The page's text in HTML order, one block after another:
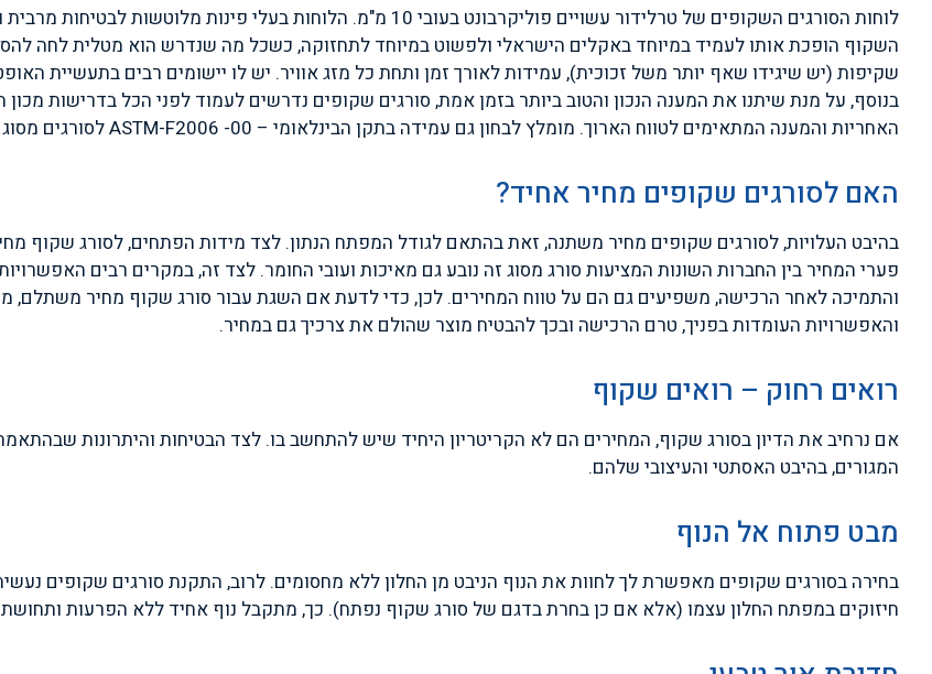
לוחות הסורגים השקופים של טרלידור עשויים פוליקרבונט בעובי 10 מ"מ.
השקוף הופכת אותו לעמיד במיוחד באקלים הישראלי ולפשוט במיוחד לתחזוקה, כשכל מה שנדרש הוא מטלית לחה
שקיפות (יש שיגידו שאף יותר משל זכוכית), עמידות לאורך זמן ותחת כל מזג אוויר. יש לו יישומים רבים בתעשיית
בנוסף, על מנת שיתנו את המענה הנכון והטוב ביותר בזמן אמת, סורגים שקופים נדרשים לעמוד לפני הכל בדרישות
האחריות והמענה המתאימים לטווח הארוך. מומלץ לבחון גם עמידה בתקן הבינלאומי – ASTM-F2006 -00 לסורגים מסוג זה.
האם לסורגים שקופים מחיר אחיד?
בהיבט העלויות, לסורגים שקופים מחיר משתנה, זאת בהתאם לגודל המפתח הנתון. לצד מידות הפתחים, לסורג שקוף
פערי המחיר בין החברות השונות המציעות סורג מסוג זה נובע גם מאיכות ועובי החומר. לצד זה, במקרים רבים
והתמיכה לאחר הרכישה, משפיעים גם הם על טווח המחירים. לכן, כדי לדעת אם השגת עבור סורג שקוף מחיר משתלם,
והאפשרויות העומדות בפניך, טרם הרכישה ובכך להבטיח מוצר שהולם את צרכיך גם במחיר.
רואים רחוק – רואים שקוף
אם נרחיב את הדיון בסורג שקוף, המחירים הם לא הקריטריון היחיד שיש להתחשב בו. לצד הבטיחות והיתרונות
המגורים, בהיבט האסתטי והעיצובי שלהם.
מבט פתוח אל הנוף
בחירה בסורגים שקופים מאפשרת לך לחוות את הנוף הניבט מן החלון ללא מחסומים. לרוב, התקנת סורגים שקופים
חיזוקים במפתח החלון עצמו (אלא אם כן בחרת בדגם של סורג שקוף נפתח). כך, מתקבל נוף אחיד ללא הפרעות